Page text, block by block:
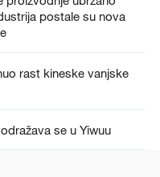
postale su nova
rast kineske vanjske
se u Yiwuu